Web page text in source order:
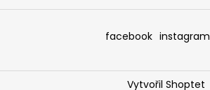
facebook instagram
Vytvořil Shoptet